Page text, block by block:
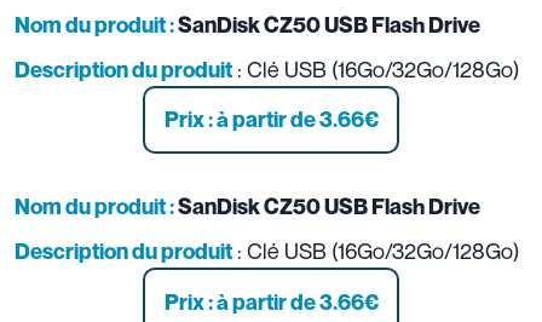
Nom du produit :SanDisk CZ50 USB Flash Drive
Description du produit : Clé USB (16Go/32Go/128Go)
Prix : à partir de 3.66€
Nom du produit :SanDisk CZ50 USB Flash Drive
Description du produit : Clé USB (16Go/32Go/128Go)
Prix : à partir de 3.66€